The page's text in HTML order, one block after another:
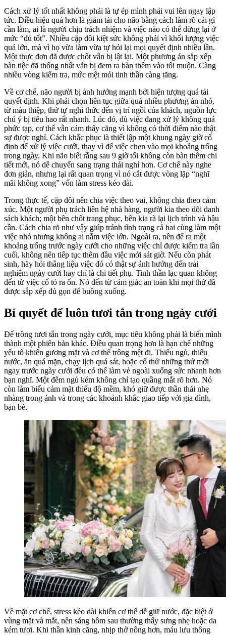
Cách xử lý tốt nhất không phải là tự ép mình phải vui lên ngay lập
tức. Điều hiệu quả hơn là giảm tải cho não bằng cách làm rõ cái gì
cần làm, ai là người chịu trách nhiệm và việc nào có thể dừng lại ở
mức “đủ tốt”. Nhiều cặp đôi kiệt sức không phải vì khối lượng việc
quá lớn, mà vì họ vừa làm vừa tự hỏi lại mọi quyết định nhiều lần.
Một thực đơn đã được chốt vẫn bị lật lại. Một phương án sắp xếp
bàn tiệc đã thống nhất vẫn bị đem ra bàn thêm vào tối muộn. Càng
nhiều vòng kiểm tra, mức mệt mỏi tinh thần càng tăng.
Về cơ chế, não người bị ảnh hưởng mạnh bởi hiện tượng quá tải
quyết định. Khi phải chọn liên tục giữa quá nhiều phương án nhỏ,
từ màu thiệp, thứ tự nghi thức đến vị trí ngồi của khách, nguồn lực
chú ý bị tiêu hao rất nhanh. Lúc đó, dù việc đang xử lý không quá
phức tạp, cơ thể vẫn cảm thấy căng vì không có thời điểm nào thật
sự được nghỉ. Cách khắc phục là thiết lập một khung ngày giờ cố
định để xử lý việc cưới, thay vì để việc chen vào mọi khoảng trống
trong ngày. Khi não biết rằng sau 9 giờ tối không còn bàn thêm chi
tiết mới, nó dễ chuyển sang trạng thái nghỉ hơn. Cơ chế này nghe
đơn giản, nhưng lại rất quan trọng vì nó cắt được vòng lặp “nghĩ
mãi không xong” vốn làm stress kéo dài.
Trong thực tế, cặp đôi nên chia việc theo vai, không chia theo cảm
xúc. Một người phụ trách liên hệ nhà hàng, người kia theo dõi danh
sách khách; một bên chốt trang phục, bên kia rà lại lịch trình và hậu
cần. Cách chia rõ như vậy giúp tránh tình trạng cả hai cùng làm một
việc nhỏ nhưng không ai nắm việc lớn. Ngoài ra, nên để ra một
khoảng trống trước ngày cưới cho những việc chỉ được kiểm tra lần
cuối, không nên tiếp tục thêm đầu việc mới sát giờ. Nếu còn phát
sinh, hãy hỏi thẳng liệu việc đó có thật sự ảnh hưởng đến trải
nghiệm ngày cưới hay chỉ là chi tiết phụ. Tinh thần lạc quan không
đến từ việc cố tỏ ra ổn. Nó đến từ cảm giác an toàn khi mọi thứ đã
được sắp xếp đủ gọn để buông xuống.
Bí quyết để luôn tươi tắn trong ngày cưới
Để trông tươi tắn trong ngày cưới, mục tiêu không phải là biến mình
thành một phiên bản khác. Điều quan trọng hơn là hạn chế những
yếu tố khiến gương mặt và cơ thể trông mệt đi. Thiếu ngủ, thiếu
nước, ăn quá mặn, chạy lịch quá sát, hoặc cố thử những thứ mới
ngay trước ngày cưới đều có thể làm vẻ ngoài xuống sức nhanh hơn
bạn nghĩ. Một đêm ngủ kém không chỉ tạo quầng mắt rõ hơn. Nó
còn làm biểu cảm mặt thiếu độ mềm, khó giữ được thần thái nhẹ
nhàng trong ảnh và trong các khoảnh khắc giao tiếp với gia đình,
bạn bè.
Về mặt cơ chế, stress kéo dài khiến cơ thể dễ giữ nước, đặc biệt ở
vùng mặt và mắt, nên sáng hôm sau thường thấy sưng nhẹ hoặc da
kém tươi. Khi thần kinh căng, nhịp thở nông hơn, máu lưu thông